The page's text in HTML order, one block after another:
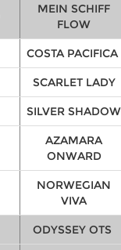
MEIN SCHIFF
FLOW
COSTA PACIFICA
SCARLET LADY
SILVER SHADOW
AZAMARA
ONWARD
NORWEGIAN
VIVA
ODYSSEY OTS